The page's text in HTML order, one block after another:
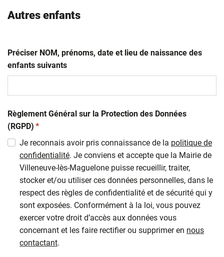
Autres enfants
Préciser NOM, prénoms, date et lieu de naissance des
enfants suivants
Règlement Général sur la Protection des Données
(RGPD) (obligatoire)
*
Je reconnais avoir pris connaissance de la politique de
confidentialité. Je conviens et accepte que la Mairie de
Villeneuve-lès-Maguelone puisse recueillir, traiter,
stocker et/ou utiliser ces données personnelles, dans le
respect des règles de confidentialité et de sécurité qui y
sont exposées. Conformément à la loi, vous pouvez
exercer votre droit d’accès aux données vous
concernant et les faire rectifier ou supprimer en nous
contactant.